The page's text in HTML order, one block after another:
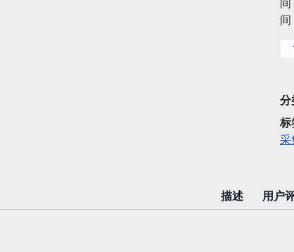
集
豆
瓣
评
集
分
标
采
描述 用户